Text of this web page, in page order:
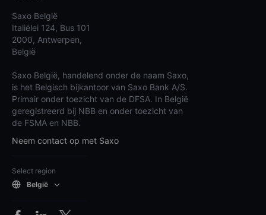
Saxo België
Italiëlei 124, Bus 101
2000, Antwerpen,
België
Saxo België, handelend onder de naam Saxo,
is het Belgisch bijkantoor van Saxo Bank A/S.
Primair onder toezicht van de DFSA. In België
geregistreerd bij NBB en onder toezicht van
de FSMA en NBB.
Neem contact op met Saxo
Select region
België